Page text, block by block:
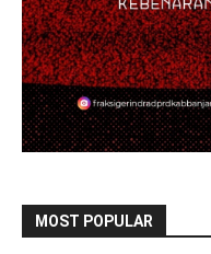
MOST POPULAR